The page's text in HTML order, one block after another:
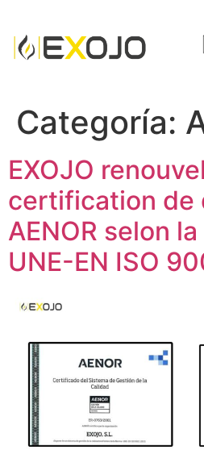
Categoría:
EXOJO
certification de
AENOR selon
UNE-EN ISO